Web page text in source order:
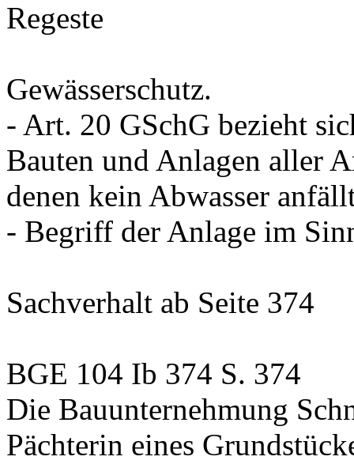
Regeste
Gewässerschutz.
- Art. 20 GSchG bezieht
Bauten und Anlagen aller
denen kein Abwasser
- Begriff der Anlage im
Sachverhalt ab Seite 374
BGE 104 Ib 374 S. 374
Die Bauunternehmung
Pächterin eines